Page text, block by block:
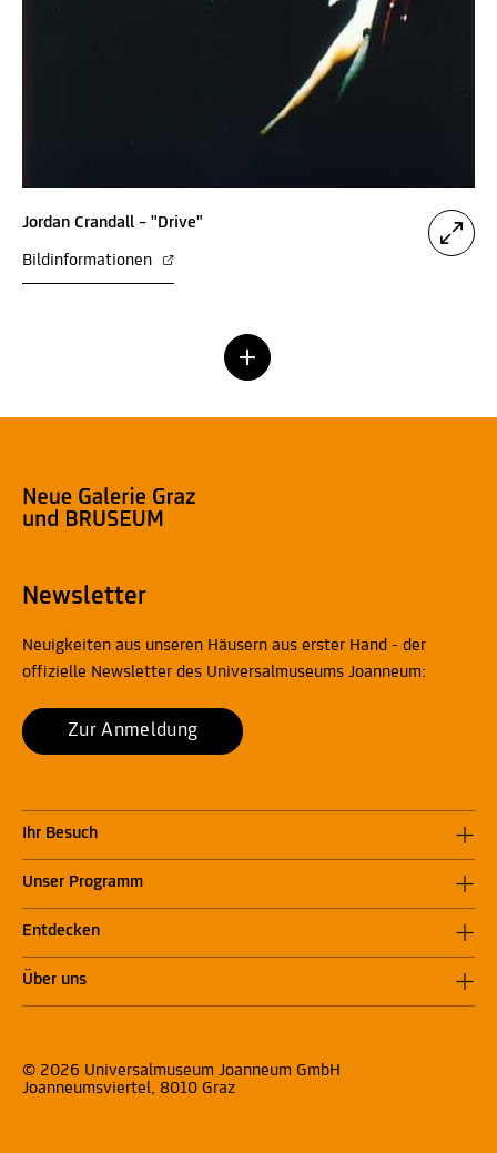
Jordan Crandall – "Drive"
Bildinformationen
Newsletter
Neuigkeiten aus unseren Häusern aus erster Hand - der
offizielle Newsletter des Universalmuseums Joanneum:
Zur Anmeldung
Ihr Besuch
Unser Programm
Entdecken
Über uns
© 2026 Universalmuseum Joanneum GmbH
Joanneumsviertel, 8010 Graz